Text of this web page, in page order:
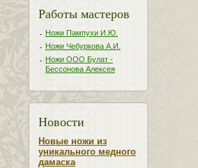
Работы мастеров
Ножи Пампухи И.Ю.
Ножи Чебуркова А.И.
Ножи ООО Булат -
Бессонова Алексея
Новости
Новые ножи из
уникального медного
дамаска